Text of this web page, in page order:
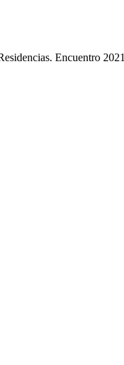
Encuentro 2021